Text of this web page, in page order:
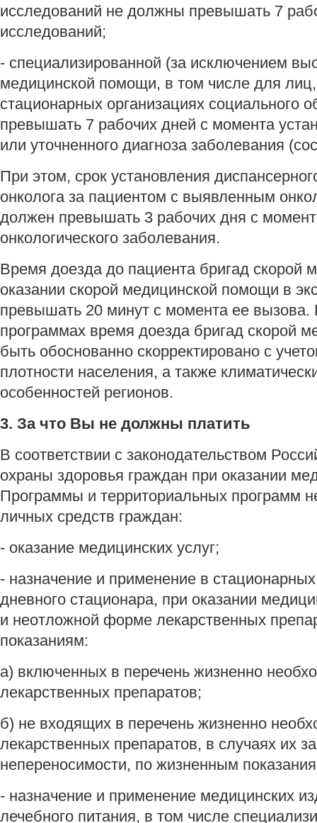
исследований не должны превышать 7
исследований;
- специализированной (за исключением
медицинской помощи, в том числе для
стационарных организациях социального
превышать 7 рабочих дней с момента
или уточненного диагноза заболевания
При этом, срок установления
онколога за пациентом с выявленным
должен превышать 3 рабочих дня с
онкологического заболевания.
Время доезда до пациента бригад скорой
оказании скорой медицинской помощи в
превышать 20 минут с момента ее вызова.
программах время доезда бригад скорой
быть обоснованно скорректировано с
плотности населения, а также
особенностей регионов.
3. За что Вы не должны платить
В соответствии с законодательством
охраны здоровья граждан при оказании
Программы и территориальных программ
личных средств граждан:
- оказание медицинских услуг;
- назначение и применение в
дневного стационара, при оказании
и неотложной форме лекарственных
показаниям:
а) включенных в перечень жизненно
лекарственных препаратов;
б) не входящих в перечень жизненно
лекарственных препаратов, в случаях их
непереносимости, по жизненным
- назначение и применение медицинских
лечебного питания, в том числе